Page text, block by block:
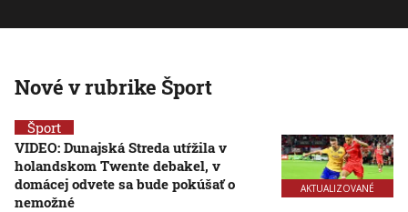
Nové v rubrike Šport
AKTUALIZOVANÉ
Šport
VIDEO: Dunajská Streda utŕžila v
holandskom Twente debakel, v
domácej odvete sa bude pokúšať o
nemožné